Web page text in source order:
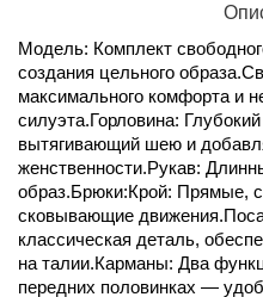
Модель: Комплект
создания цельного
максимального комфорта и
силуэта.Горловина:
вытягивающий шею и
женственности.Рукав:
образ.Брюки:Крой: Прямые,
сковывающие
классическая деталь,
на талии.Карманы: Два
передних половинках —